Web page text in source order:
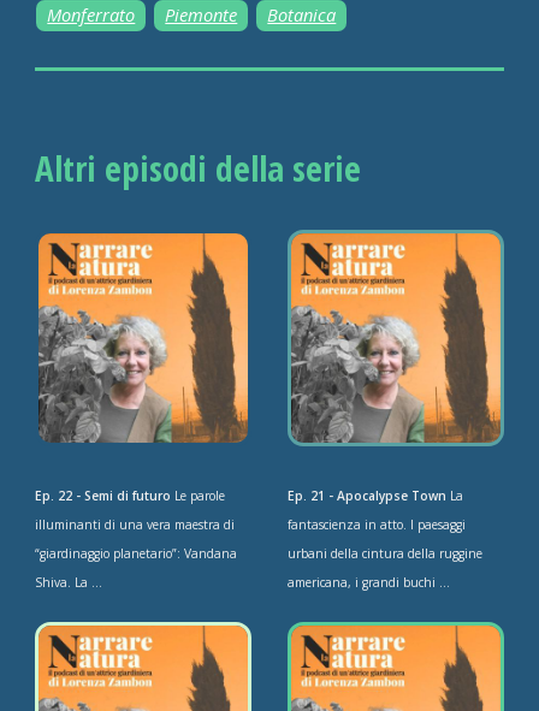
Monferrato Piemonte Botanica
Altri episodi della serie
Ep. 22 - Semi di futuro Le parole
illuminanti di una vera maestra di
“giardinaggio planetario”: Vandana
Shiva. La ...
Ep. 21 - Apocalypse Town La
fantascienza in atto. I paesaggi
urbani della cintura della ruggine
americana, i grandi buchi ...